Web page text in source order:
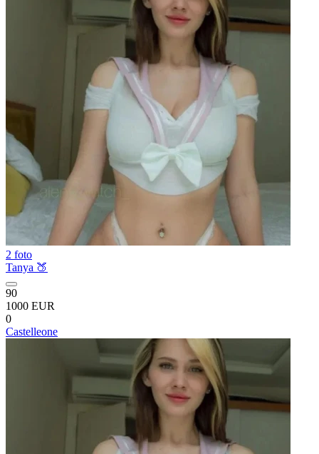
2 foto
Tanya 🍑
90
1000 EUR
0
Castelleone